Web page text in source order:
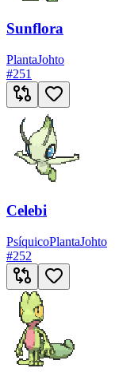
Sunflora
PlantaJohto
#251
Celebi
PsíquicoPlantaJohto
#252